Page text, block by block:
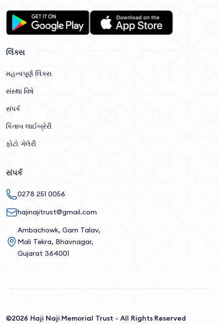
લિંક્સ
મહત્વપૂર્ણ લિંક્સ
સંસ્થા વિષે
સંપર્ક
કિતાબ લાઈબ્રેરી
ફોટો ગેલેરી
સંપર્ક
0278 251 0056
hajinajitrust@gmail.com
Ambachowk, Gam Talav,
Mali Tekra, Bhavnagar,
Gujarat 364001
©2026 Haji Naji Memorial Trust - All Rights Reserved